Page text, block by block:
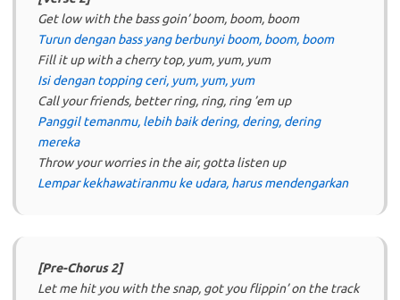
Get low with the bass goin’ boom, boom, boom
Turun dengan bass yang berbunyi boom, boom, boom
Fill it up with a cherry top, yum, yum, yum
Isi dengan topping ceri, yum, yum, yum
Call your friends, better ring, ring, ring ’em up
Panggil temanmu, lebih baik dering, dering, dering
mereka
Throw your worries in the air, gotta listen up
Lempar kekhawatiranmu ke udara, harus mendengarkan
[Pre-Chorus 2]
Let me hit you with the snap, got you flippin’ on the track